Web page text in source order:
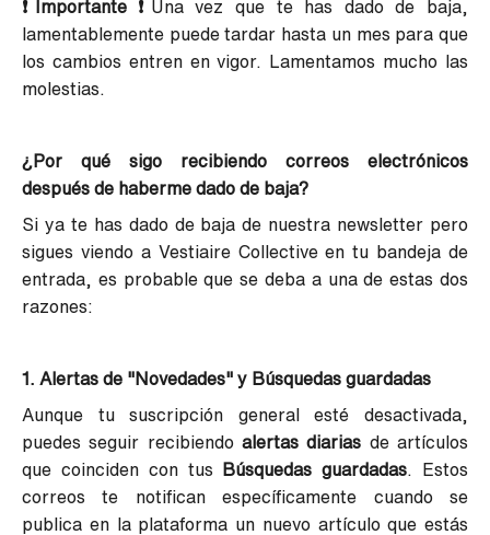
❗Importante ❗ Una vez que te has dado de baja,
lamentablemente puede tardar hasta un mes para que
los cambios entren en vigor. Lamentamos mucho las
molestias.
¿Por qué sigo recibiendo correos electrónicos
después de haberme dado de baja?
Si ya te has dado de baja de nuestra newsletter pero
sigues viendo a Vestiaire Collective en tu bandeja de
entrada, es probable que se deba a una de estas dos
razones:
1. Alertas de "Novedades" y Búsquedas guardadas
Aunque tu suscripción general esté desactivada,
puedes seguir recibiendo alertas diarias de artículos
que coinciden con tus
Búsquedas guardadas . Estos
correos te notifican específicamente cuando se
publica en la plataforma un nuevo artículo que estás